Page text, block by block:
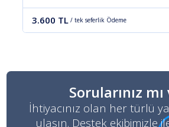
3.200 TL / tek seferlik Ödeme
Sorularınız
İhtiyacınız olan her türlü
ulaşın. Destek ekibimizle